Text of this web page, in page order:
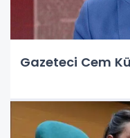
Gazeteci Cem